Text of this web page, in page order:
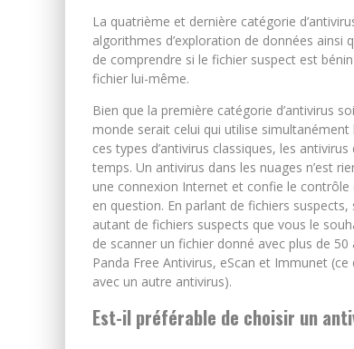
La quatrième et dernière catégorie
algorithmes d’exploration de données ainsi
de comprendre si le fichier suspect est
fichier lui-même.
Bien que la première catégorie d’antivirus
monde serait celui qui utilise
ces types d’antivirus classiques, les
temps. Un antivirus dans les nuages n’est
une connexion Internet et confie le contrôle
en question. En parlant de fichiers
autant de fichiers suspects que vous le
de scanner un fichier donné avec plus de
Panda Free Antivirus, eScan et Immunet
avec un autre antivirus).
Est-il préférable de choisir un